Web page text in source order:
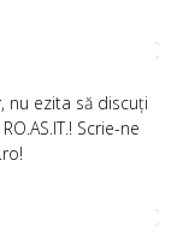
nu ezita să discuți
Scrie-ne